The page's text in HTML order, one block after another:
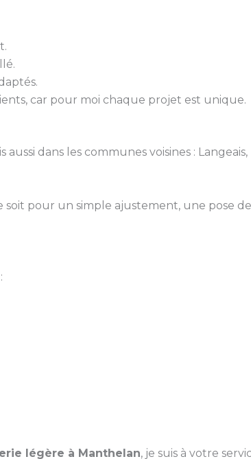
car pour moi chaque projet est unique.
aussi dans les communes voisines :
pour un simple ajustement, une pose
légère à Manthelan, je suis à votre